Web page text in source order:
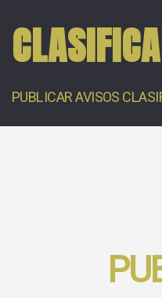
PUBLICAR AVISOS